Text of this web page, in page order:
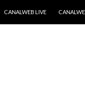
CANALWEB LIVE